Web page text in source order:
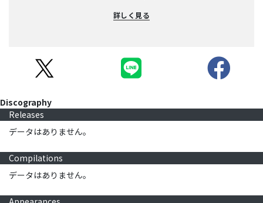
詳しく見る
Discography
Releases
データはありません。
Compilations
データはありません。